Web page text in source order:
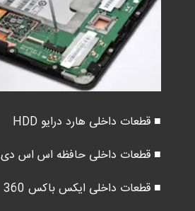
■ قطعات داخلی هارد درایو HDD
■ قطعات داخلی حافظه اس اس دی
■ قطعات داخلی ایکس باکس 360